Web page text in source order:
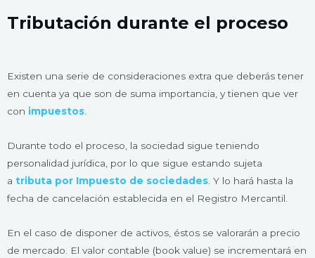
Tributación durante el proceso
Existen una serie de consideraciones extra que deberás tener
en cuenta ya que son de suma importancia, y tienen que ver
con impuestos
Durante todo el proceso, la sociedad sigue teniendo
personalidad jurídica, por lo que sigue estando sujeta
a tributa por Impuesto de sociedades . Y lo hará hasta la
fecha de cancelación establecida en el Registro Mercantil.
En el caso de disponer de activos, éstos se valorarán a precio
de mercado. El valor contable (book value) se incrementará en